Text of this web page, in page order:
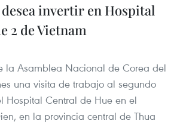
invertir en Hospital
2 de Vietnam
la Asamblea Nacional de Corea del
una visita de trabajo al segundo
Hospital Central de Hue en el
en la provincia central de Thua